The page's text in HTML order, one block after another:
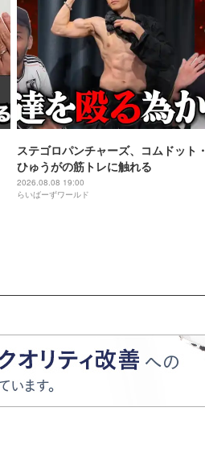
ステゴロパンチャーズ、コムドット・
ひゅうがの筋トレに触れる
2026.08.08 19:00
らいばーずワールド